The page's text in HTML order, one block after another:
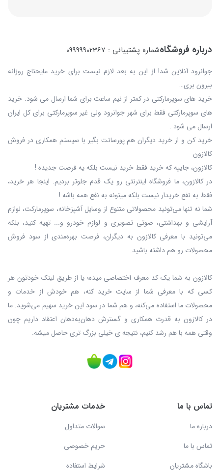
درباره فروشگاهشماره پشتیبانی : 09999902367
جوانرود آنلاین شد! از این به بعد لازم نیست برای خرید مایحتاج روزانه
بیرون بری…
خرید های سوپرمارکتی در کمتر از نیم ساعت برای شما ارسال می شود. خرید
های سوپرمارکتی فقط برای شهر جوانرود ولی غیر سوپرمارکتی برای کل ایران
ارسال می شود .
خرید کن و از خرید دیگران هم پورسانت بگیر با سیستم همکاری در فروش
کالازون
کالازون، جاییه که خرید فقط خرید نیست بلکه یه فرصت جدیده !
در کالازون، ما فروشگاه اینترنتی رو یک قدم جلوتر بردیم. اینجا هر خرید،
فقط به نفع خریدار نیست بلکه میتونه به نفع همه باشه !
شما نه‌ تنها می‌تونید محصولاتی متنوع از وسایل آشپزخانه، سوپرمارکت، لوازم
آرایشی و بهداشتی، صوتی تصویری و لوازم خودرو و... تهیه کنید، بلکه
می‌تونید با معرفی کالازون به دیگران، فرصت بهره‌مندی از سود فروش
محصولات رو هم داشته باشید.
کالازون به شما یک کد معرف اختصاصی میده؛ یا از طریق لینک خودتون هر
کسی که با معرفی شما از سایت خرید کنه، هم خودش از خدمات و
محصولات ما استفاده می‌کنه، و هم شما در سود این خرید سهیم می‌شوید. ما
در کالازون به قدرت همکاری و گسترش دهان‌به‌دهان اعتقاد داریم چون
وقتی همه با هم رشد کنیم، نتیجه ی خیلی بزرگ‌ تری حاصل میشه.
تماس با ما
درباره ما
تماس با ما
باشگاه مشتریان
خدمات مشتریان
سوالات متداول
حریم خصوصی
شرایط استفاده